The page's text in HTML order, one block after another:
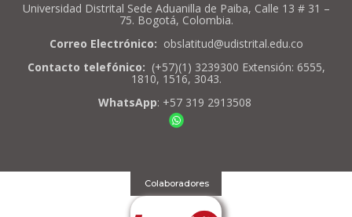
Universidad Distrital Sede Aduanilla de Paiba, Calle 13 # 31 –
75. Bogotá, Colombia.
Correo Electrónico: obslatitud@udistrital.edu.co
Contacto telefónico: (+57)(1) 3239300 Extensión: 6555,
1810, 1516, 3043.
WhatsApp: +57 319 2913508
Colaboradores